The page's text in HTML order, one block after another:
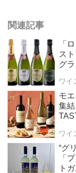
関連記事
「
ス
グ
ワイ
モ
集
ワイ
“グ
「
ト